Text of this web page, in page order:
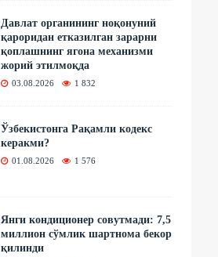
Давлат органининг ноқонуний
қароридан етказилган зарарни
қоплашнинг ягона механизми
жорий этилмоқда
03.08.2026 1 832
Ўзбекистонга Рақамли кодекс
керакми?
01.08.2026 1 576
Янги кондиционер совутмади: 7,5
миллион сўмлик шартнома бекор
қилинди